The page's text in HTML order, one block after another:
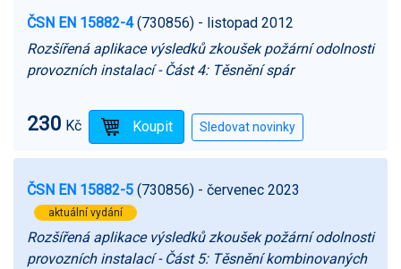
ČSN EN 15882-4(730856) - listopad 2012
Rozšířená aplikace výsledků zkoušek požární odolnosti
provozních instalací - Část 4: Těsnění spár
230 Kč
ČSN EN 15882-5 (730856) - červenec 2023
aktuální vydání
Rozšířená aplikace výsledků zkoušek požární odolnosti
provozních instalací - Část 5: Těsnění kombinovaných